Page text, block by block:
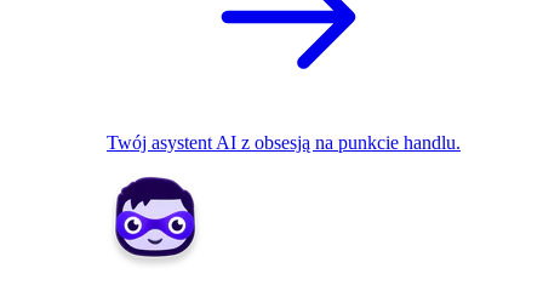
Twój asystent AI z obsesją na punkcie handlu.